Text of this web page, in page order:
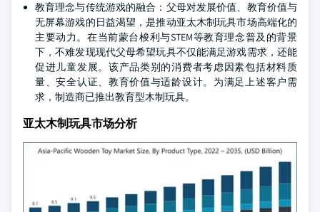
教育理念与传统游戏的融合：父母对发展价值、教育价值与
无屏幕游戏的日益渴望，是推动亚太木制玩具市场高端化的
主要动力。在当前蒙台梭利与STEM等教育理念普及的背景
下，不难发现现代父母希望玩具不仅能满足游戏需求，还能
促进儿童发展。该产品类别的消费者考虑因素包括材料质
量、安全认证、教育价值与适龄设计。为满足上述客户需
求，制造商已推出教育型木制玩具。
亚太木制玩具市场分析